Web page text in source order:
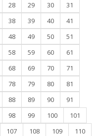
28 29 30
31
38 39 40
41
48 49 50
51
58 59 60
61
68 69 70
71
78 79 80
81
88 89 90
91
98 99 100
101
107 108 109
110